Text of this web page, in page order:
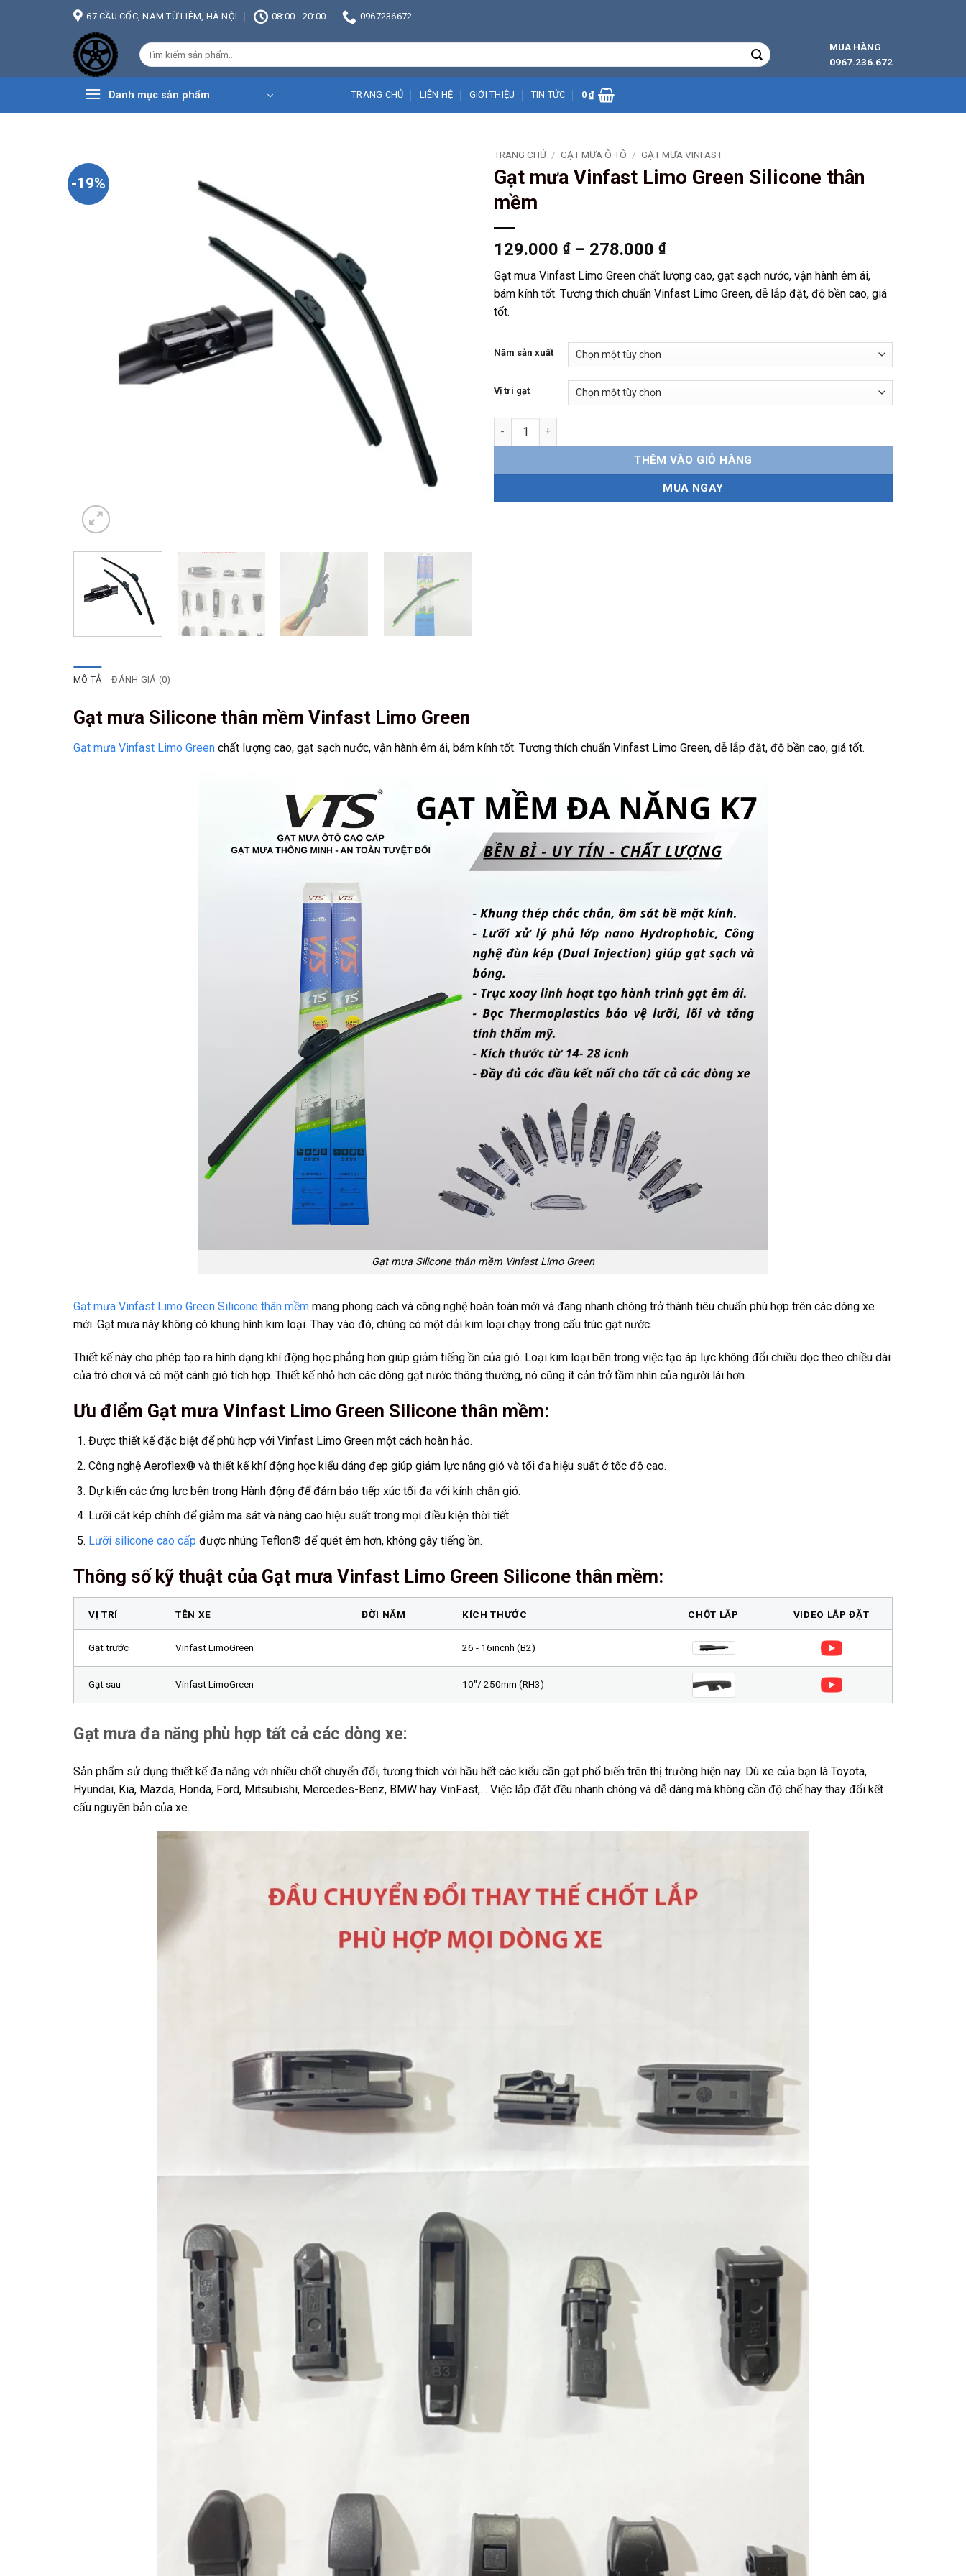
67 CẦU CỐC, NAM TỪ LIÊM, HÀ NỘI 08:00 - 20:00 0967236672
Tìm
kiếm:
MUA HÀNG
0967.236.672
Danh mục sản phẩm TRANG CHỦ LIÊN HỆ GIỚI THIỆU TIN TỨC 0₫
-19%
TRANG CHỦ / GẠT MƯA Ô TÔ / GẠT MƯA VINFAST
Gạt mưa Vinfast Limo Green Silicone thân
mềm
129.000 ₫ – 278.000 ₫Khoảng
giá:
từ
129.000 ₫
Gạt mưa Vinfast Limo Green chất lượng cao, gạt sạch nước, vận hành êm ái,
bám kính tốt. Tương thích chuẩn Vinfast Limo Green, dễ lắp đặt, độ bền cao, giá
tốt.
Năm sản xuất
Vị trí gạt
Gạt mưa Vinfast Limo Green Silicone thân mềm số lượng
THÊM VÀO GIỎ HÀNG
MUA NGAY
MÔ TẢ ĐÁNH GIÁ (0)
Gạt mưa Silicone thân mềm Vinfast Limo Green
Gạt mưa Vinfast Limo Green chất lượng cao, gạt sạch nước, vận hành êm ái, bám kính tốt. Tương thích chuẩn Vinfast Limo Green, dễ lắp đặt, độ bền cao, giá tốt.
Gạt mưa Silicone thân mềm Vinfast Limo Green
Gạt mưa Vinfast Limo Green Silicone thân mềm mang phong cách và công nghệ hoàn toàn mới và đang nhanh chóng trở thành tiêu chuẩn phù hợp trên các dòng xe
mới. Gạt mưa này không có khung hình kim loại. Thay vào đó, chúng có một dải kim loại chạy trong cấu trúc gạt nước.
Thiết kế này cho phép tạo ra hình dạng khí động học phẳng hơn giúp giảm tiếng ồn của gió. Loại kim loại bên trong việc tạo áp lực không đổi chiều dọc theo chiều dài
của trò chơi và có một cánh gió tích hợp. Thiết kế nhỏ hơn các dòng gạt nước thông thường, nó cũng ít cản trở tầm nhìn của người lái hơn.
Ưu điểm Gạt mưa Vinfast Limo Green Silicone thân mềm:
Được thiết kế đặc biệt để phù hợp với Vinfast Limo Green một cách hoàn hảo.
Công nghệ Aeroflex® và thiết kế khí động học kiểu dáng đẹp giúp giảm lực nâng gió và tối đa hiệu suất ở tốc độ cao.
Dự kiến các ứng lực bên trong Hành động để đảm bảo tiếp xúc tối đa với kính chắn gió.
Lưỡi cắt kép chính để giảm ma sát và nâng cao hiệu suất trong mọi điều kiện thời tiết.
Lưỡi silicone cao cấp được nhúng Teflon® để quét êm hơn, không gây tiếng ồn.
Thông số kỹ thuật của Gạt mưa Vinfast Limo Green Silicone thân mềm:
VỊ TRÍ TÊN XE ĐỜI NĂM KÍCH THƯỚC CHỐT LẮP VIDEO LẮP ĐẶT
Gạt trước Vinfast LimoGreen 26 - 16incnh (B2)
Gạt sau Vinfast LimoGreen 10″/ 250mm (RH3)
Gạt mưa đa năng phù hợp tất cả các dòng xe:
Sản phẩm sử dụng thiết kế đa năng với nhiều chốt chuyển đổi, tương thích với hầu hết các kiểu cần gạt phổ biến trên thị trường hiện nay. Dù xe của bạn là Toyota,
Hyundai, Kia, Mazda, Honda, Ford, Mitsubishi, Mercedes-Benz, BMW hay VinFast,… Việc lắp đặt đều nhanh chóng và dễ dàng mà không cần độ chế hay thay đổi kết
cấu nguyên bản của xe.